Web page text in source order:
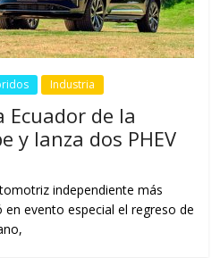
Industria
Ecuador de la
y lanza dos PHEV
independiente más
evento especial el regreso de